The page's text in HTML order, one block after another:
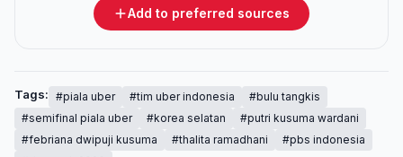
Add to preferred sources
Tags: #piala uber #tim uber indonesia
#bulu tangkis
#semifinal piala uber
#korea selatan
#putri kusuma wardani
#febriana dwipuji kusuma
#thalita ramadhani
#pbs indonesia